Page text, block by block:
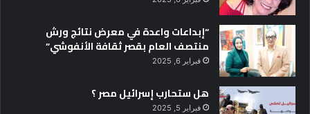
“إبداعات واعدة في معرض نتائج ورش
منتصف العام بقصر ثقافة الأنفوشي”
فبراير 6, 2025
هل ستحارب إسرائيل مصر ؟
فبراير 5, 2025